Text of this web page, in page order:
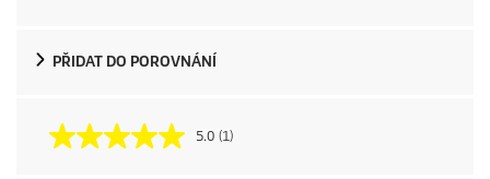
d
c
PŘIDAT DO POROVNÁNÍ
5.0 (1)